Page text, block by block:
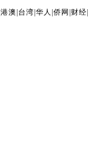
港澳 台湾 华人 侨网 财经